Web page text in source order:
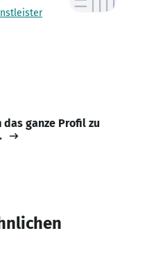
das ganze Profil zu